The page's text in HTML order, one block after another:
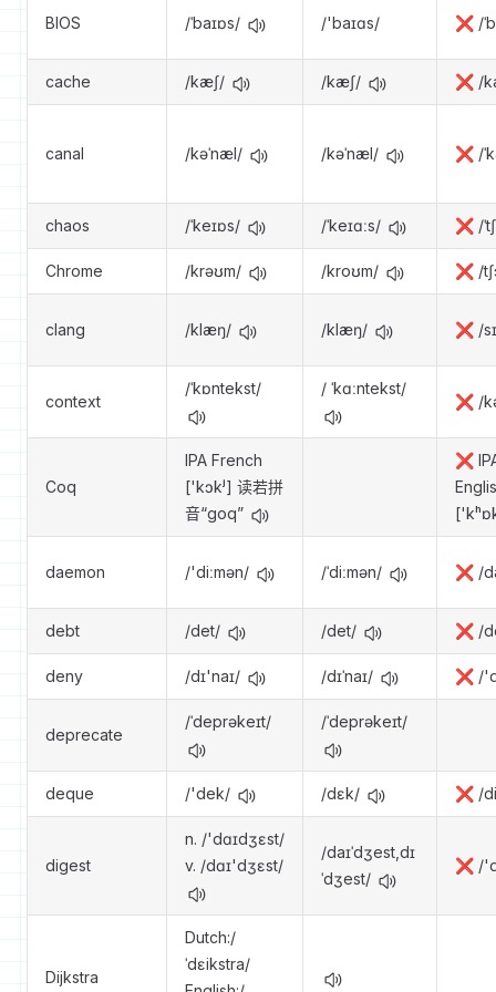
BIOS /ˈbaɪɒs/ /'baɪɑs/ ❌ /
cache /kæʃ/ /kæʃ/ ❌ /
canal /kəˈnæl/ /kəˈnæl/ ❌ /
chaos /ˈkeɪɒs/ /ˈkeɪɑːs/ ❌ /
Chrome /krəʊm/ /kroʊm/ ❌ /
clang /klæŋ/ /klæŋ/ ❌ /
context
/ˈkɒntekst/ / ˈkɑːntekst/
❌ /
Coq
IPA French
['kɔkʲ] 读若拼
音“goq”
❌
daemon /'diːmən/ /ˈdiːmən/ ❌ /
debt /det/ /det/ ❌ /
deny /dɪ'naɪ/ /dɪˈnaɪ/ ❌ /
deprecate
/ˈdeprəkeɪt/ /ˈdeprəkeɪt/
deque /'dek/ /dɛk/ ❌ /
digest
n. /'dɑɪdʒɛst/
v. /dɑɪ'dʒɛst/
/daɪˈdʒest,dɪ
ˈdʒest/
❌ /
Dijkstra
Dutch:/
ˈdɛikstra/